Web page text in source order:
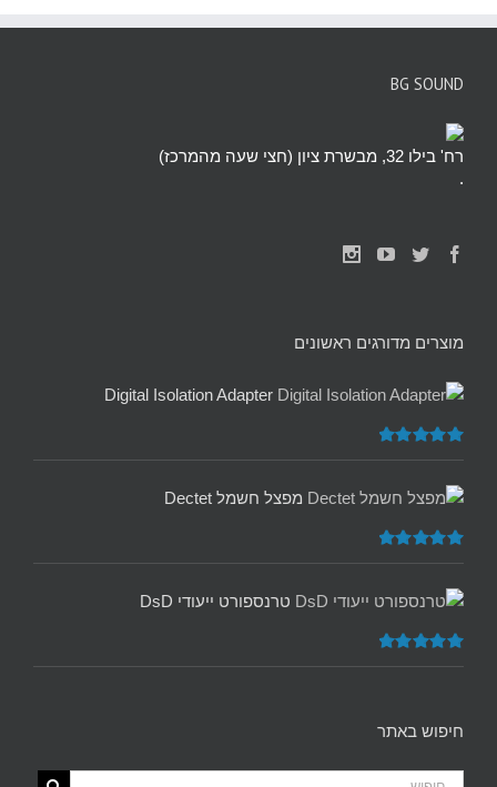
BG SOUND
רח' בילו 32, מבשרת ציון (חצי שעה מהמרכז)
.
מוצרים מדורגים ראשונים
Digital Isolation Adapter
דורג5.00
מפצל חשמל Dectet
דורג5.00
טרנספורט ייעודי DsD
דורג5.00
חיפוש באתר